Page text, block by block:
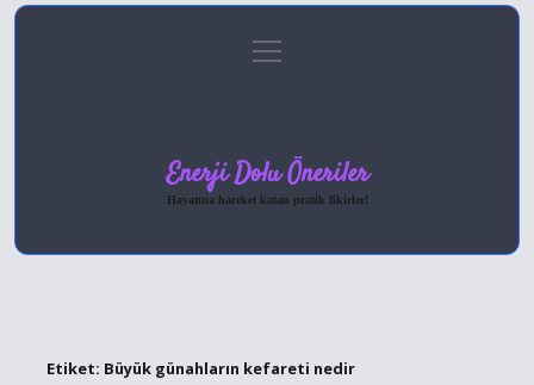
Gizlilik Politikası
menüyü
aç
Enerji Dolu Öneriler
Hayatına hareket katan pratik fikirler!
Etiket: Büyük günahların kefareti nedir